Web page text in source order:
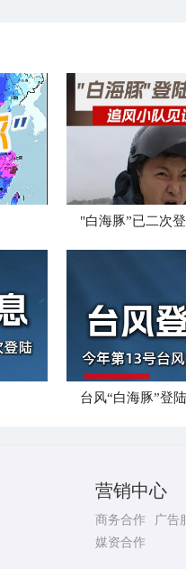
"白海豚”已二次
台风“白海豚”登
营销中心
商务合作
广告
媒资合作